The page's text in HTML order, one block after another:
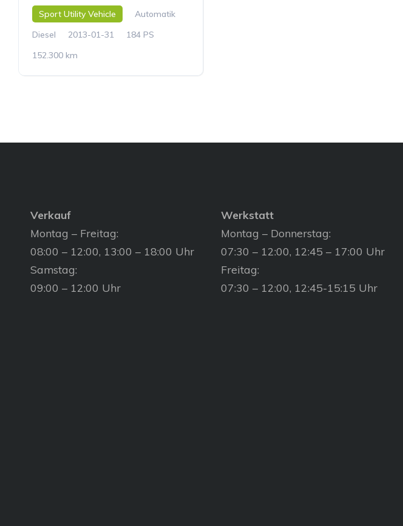
Sport Utility Vehicle
Automatik
Diesel
2013-01-31
184 PS
152.300 km
Verkauf
Montag – Freitag:
08:00 – 12:00, 13:00 – 18:00 Uhr
Samstag:
09:00 – 12:00 Uhr
Werkstatt
Montag – Donnerstag:
07:30 – 12:00, 12:45 – 17:00 Uhr
Freitag:
07:30 – 12:00, 12:45-15:15 Uhr